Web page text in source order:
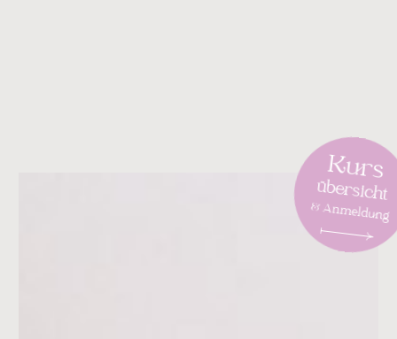
Kurs
übersicht
& Anmeldung